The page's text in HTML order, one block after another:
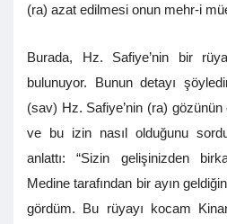
(ra) azat edilmesi onun mehr-i
Burada, Hz. Safiye’nin bir
bulunuyor. Bunun detayı
(sav) Hz. Safiye’nin (ra)
ve bu izin nasıl olduğunu
anlattı: “Sizin gelişinizden
Medine tarafından bir ayın
gördüm. Bu rüyayı kocam